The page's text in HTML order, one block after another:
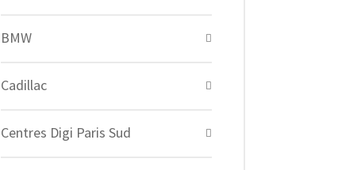
BMW
Cadillac
Centres Digi Paris Sud